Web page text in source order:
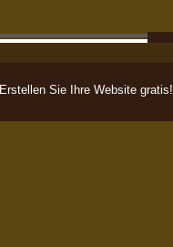
Erstellen Sie Ihre Website gratis!